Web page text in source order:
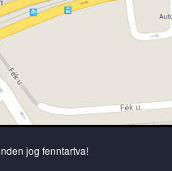
jog fenntartva!